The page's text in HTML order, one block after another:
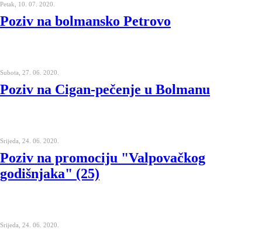
Petak, 10. 07. 2020.
Poziv na bolmansko Petrovo
Subota, 27. 06. 2020.
Poziv na Cigan-pečenje u Bolmanu
Srijeda, 24. 06. 2020.
Poziv na promociju "Valpovačkog
godišnjaka" (25)
Srijeda, 24. 06. 2020.